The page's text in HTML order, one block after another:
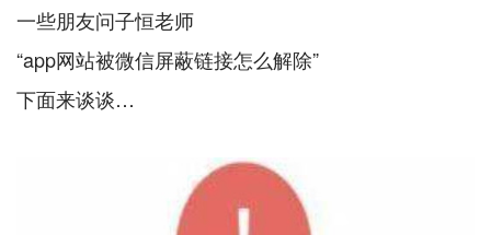
一些朋友问子恒老师
“app网站被微信屏蔽链接怎么解除”
下面来谈谈…